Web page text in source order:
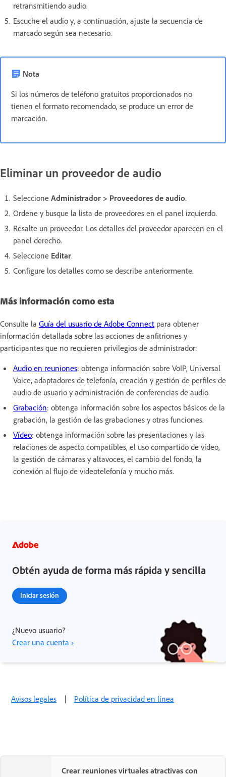
retransmitiendo audio.
Escuche el audio y, a continuación, ajuste la secuencia de
marcado según sea necesario.
Nota
Si los números de teléfono gratuitos proporcionados no
tienen el formato recomendado, se produce un error de
marcación.
Eliminar un proveedor de audio
Seleccione Administrador > Proveedores de audio.
Ordene y busque la lista de proveedores en el panel izquierdo.
Resalte un proveedor. Los detalles del proveedor aparecen en el
panel derecho.
Seleccione Editar.
Configure los detalles como se describe anteriormente.
Más información como esta
Consulte la Guía del usuario de Adobe Connect para obtener
información detallada sobre las acciones de anfitriones y
participantes que no requieren privilegios de administrador:
Audio en reuniones: obtenga información sobre VoIP, Universal
Voice, adaptadores de telefonía, creación y gestión de perfiles de
audio de usuario y administración de conferencias de audio.
Grabación: obtenga información sobre los aspectos básicos de la
grabación, la gestión de las grabaciones y otras funciones.
Vídeo: obtenga información sobre las presentaciones y las
relaciones de aspecto compatibles, el uso compartido de vídeo,
la gestión de cámaras y altavoces, el cambio del fondo, la
conexión al flujo de videotelefonía y mucho más.
Obtén ayuda de forma más rápida y sencilla
Iniciar sesión
¿Nuevo usuario?
Crear una cuenta ›
Avisos legales | Política de privacidad en línea
Crear reuniones virtuales atractivas con